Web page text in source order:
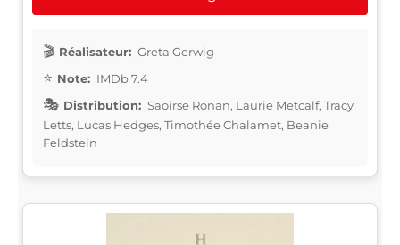
Réalisateur: Greta Gerwig
Note: IMDb 7.4
Distribution: Saoirse Ronan, Laurie Metcalf, Tracy
Letts, Lucas Hedges, Timothée Chalamet, Beanie
Feldstein